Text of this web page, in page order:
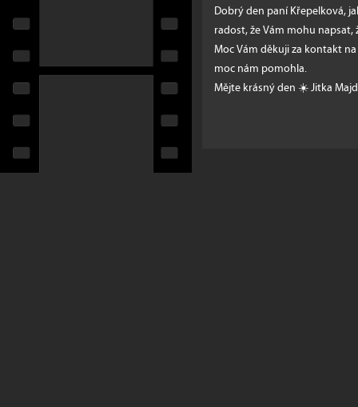
Dobrý den paní Křepelková,
radost, že Vám mohu
Moc Vám děkuji za kontakt
moc nám pomohla.
Mějte krásný den ☀️ Jitka